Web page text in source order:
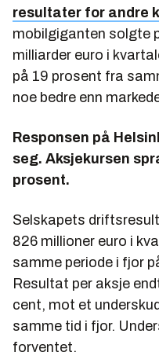
resultater for andre
mobilgiganten solgte
milliarder euro i
på 19 prosent fra
noe bedre enn
Responsen på
seg. Aksjekursen
prosent.
Selskapets
826 millioner euro i
samme periode i fjor
Resultat per aksje
cent, mot et
samme tid i fjor.
forventet.